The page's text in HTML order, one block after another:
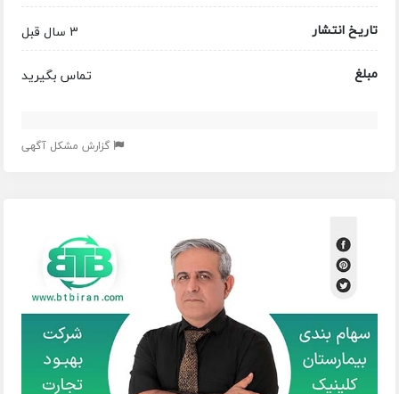
تاریخ انتشار
3 سال قبل
مبلغ
تماس بگیرید
گزارش مشکل آگهی